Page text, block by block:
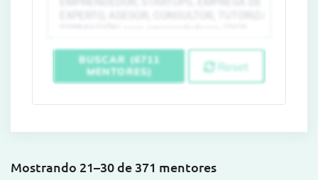
BUSCAR (6711
MENTORES)
Reset
Mostrando 21–30 de 371 mentores